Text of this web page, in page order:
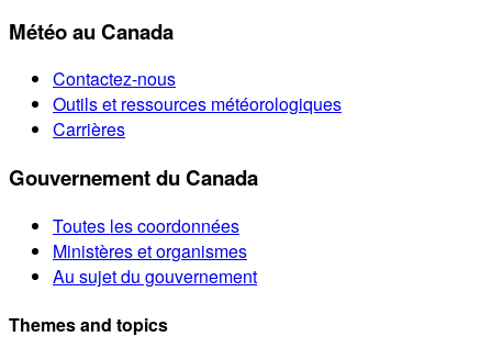
Météo au Canada
Contactez-nous
Outils et ressources météorologiques
Carrières
Gouvernement du Canada
Toutes les coordonnées
Ministères et organismes
Au sujet du gouvernement
Themes and topics